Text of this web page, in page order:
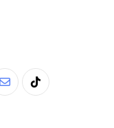
ShareTiktok